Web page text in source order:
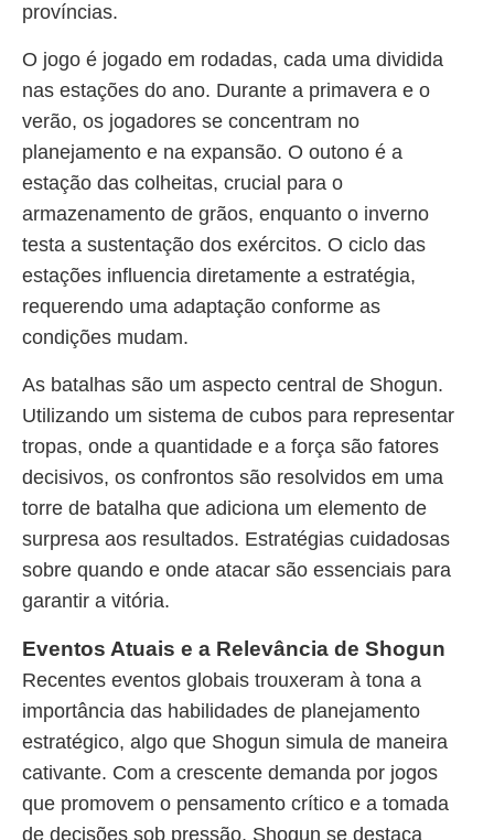
províncias.
O jogo é jogado em rodadas, cada uma dividida
nas estações do ano. Durante a primavera e o
verão, os jogadores se concentram no
planejamento e na expansão. O outono é a
estação das colheitas, crucial para o
armazenamento de grãos, enquanto o inverno
testa a sustentação dos exércitos. O ciclo das
estações influencia diretamente a estratégia,
requerendo uma adaptação conforme as
condições mudam.
As batalhas são um aspecto central de Shogun.
Utilizando um sistema de cubos para representar
tropas, onde a quantidade e a força são fatores
decisivos, os confrontos são resolvidos em uma
torre de batalha que adiciona um elemento de
surpresa aos resultados. Estratégias cuidadosas
sobre quando e onde atacar são essenciais para
garantir a vitória.
Eventos Atuais e a Relevância de Shogun
Recentes eventos globais trouxeram à tona a
importância das habilidades de planejamento
estratégico, algo que Shogun simula de maneira
cativante. Com a crescente demanda por jogos
que promovem o pensamento crítico e a tomada
de decisões sob pressão, Shogun se destaca